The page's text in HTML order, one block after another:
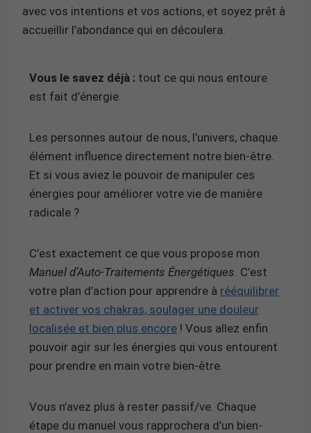
avec vos intentions et vos actions, et soyez prêt à
accueillir l’abondance qui en découlera.
Vous le savez déjà : tout ce qui nous entoure
est fait d’énergie.
Les personnes autour de nous, l’univers, chaque
élément influence directement notre bien-être.
Et si vous aviez le pouvoir de manipuler ces
énergies pour améliorer votre vie de manière
radicale ?
C’est exactement ce que vous propose mon
Manuel d’Auto-Traitements Énergétiques . C’est
votre plan d’action pour apprendre à rééquilibrer
et activer vos chakras, soulager une douleur
localisée et bien plus encore ! Vous allez enfin
pouvoir agir sur les énergies qui vous entourent
pour prendre en main votre bien-être.
Vous n’avez plus à rester passif/ve. Chaque
étape du manuel vous rapprochera d’un bien-